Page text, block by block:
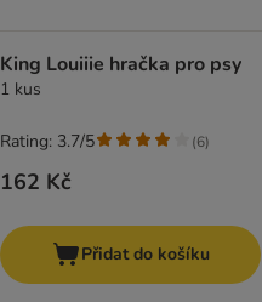
King Louiiie hračka pro psy
1 kus
162 Kč
Rating: 3.7/5 (6)
Přidat do košíku